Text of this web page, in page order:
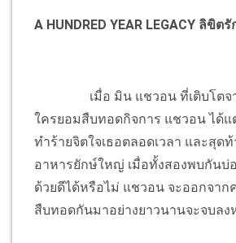
A HUNDRED YEAR LEGACY ลิขิต
เมื่อ มิน แชวอน ที่เติบโตจากค
ใครยอมสืบทอดกิจการ แชวอน ได้
ทำร้ายจิตใจเธอตลอดเวลา และสุด
อาหารยักษ์ใหญ่ เมื่อทั้งสองพบกันบ่
ด้วยดีได้หรือไม่ แชวอน จะออกจา
สืบทอดกันมาอย่างยาวนานจะจบลง